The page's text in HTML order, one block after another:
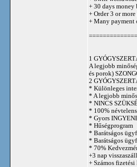
+ 30 days money
+ Order 3 or
+ Many payment
1
A legjobb
és porok)
2
* Különleges
* A legjobb
* NINCS
* 100%
* Gyors
* Hűségprogram
* Barátságos
* Barátságos
* 70%
+3 nap
+ Számos